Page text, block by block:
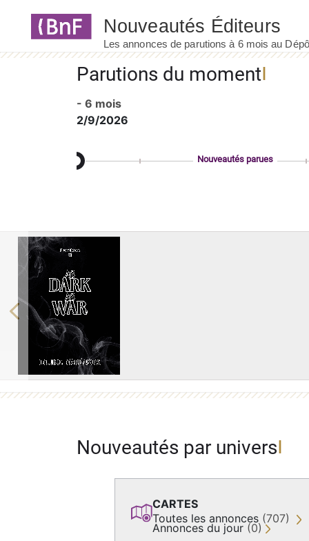
Parutions du moment
- 6 mois
2/9/2026
Nouveautés parues
Previous
Nouveautés par univers
CARTES
Toutes les annonces (707)
Annonces du jour (0)